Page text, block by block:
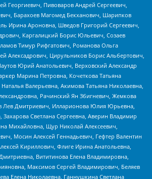
Георгиевич, Пивоваров Андрей Сергеевич,
Барахоев Магомед Бекханович, Шарипков
Ирина Ароновна, Шведов Григорий Сергеевич,
Каргалицкий Борис Юльевич, Созаев
Тимур Рифгатович, Романова Ольга
Алексадрович, Цирульников Борис Альбертович,
Юрий Анатольевич, Верховский Александр
Марина Петровна, Кочеткова Татьяна
Валерьевна, Акимова Татьяна Николаевна,
Рачинский Ян Збигневич, Жемкова
Лев Дмитриевич, Илларионова Юлия Юрьевна,
Захарова Светлана Сергеевна, Аверин Владимир
Михайловна, Щур Николай Алексеевич,
Мосин Алексей Геннадьевич, Гефтер Валентин
Кириллович, Флиге Ирина Анатольевна,
Вититинова Елена Владимировна,
Максимов Сергей Владимирович, Беляев
Елена Николаевна, Ганнушкина Светлана